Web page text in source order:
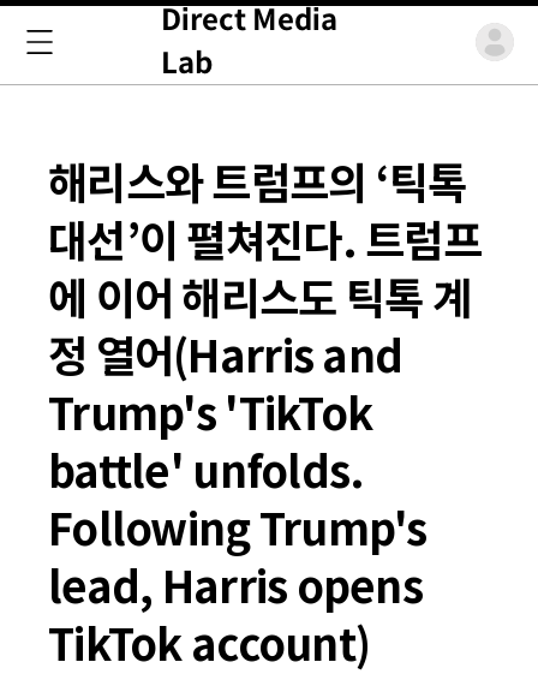
Direct Media
Lab
해리스와 트럼프의 ‘틱톡
대선’이 펼쳐진다. 트럼프
에 이어 해리스도 틱톡 계
정 열어(Harris and
Trump's 'TikTok
battle' unfolds.
Following Trump's
lead, Harris opens
TikTok account)